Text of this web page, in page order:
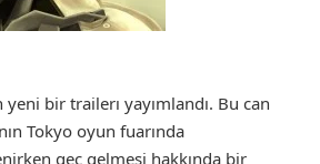
yeni bir trailerı yayımlandı. Bu can
Tokyo oyun fuarında
geç gelmesi hakkında bir